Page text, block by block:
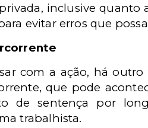
inclusive quanto
evitar erros que
com a ação, há
que pode
de sentença por
trabalhista.